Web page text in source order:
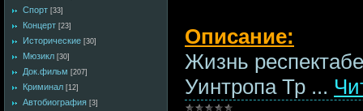
Спорт [33]
Концерт [23]
Исторические [30]
Мюзикл [30]
Док.фильм [207]
Криминал [12]
Автобиография [3]
Описание:
Жизнь
Уинтропа Тр ...